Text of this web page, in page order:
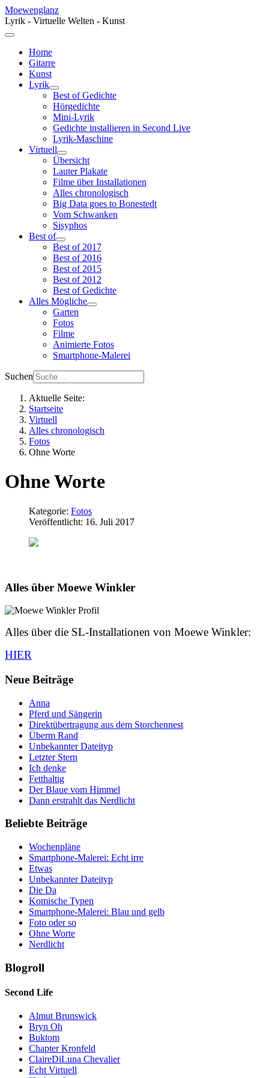
Moewenglanz
Lyrik - Virtuelle Welten - Kunst
Home
Gitarre
Kunst
Lyrik
Best of Gedichte
Hörgedichte
Mini-Lyrik
Gedichte installieren in Second Live
Lyrik-Maschine
Virtuell
Übersicht
Lauter Plakate
Filme über Installationen
Alles chronologisch
Big Data goes to Bonestedt
Vom Schwanken
Sisyphos
Best of
Best of 2017
Best of 2016
Best of 2015
Best of 2012
Best of Gedichte
Alles Mögliche
Garten
Fotos
Filme
Animierte Fotos
Smartphone-Malerei
Suchen
Aktuelle Seite:
Startseite
Virtuell
Alles chronologisch
Fotos
Ohne Worte
Ohne Worte
Kategorie: Fotos
Veröffentlicht: 16. Juli 2017
Alles über Moewe Winkler
Alles über die SL-Installationen von Moewe Winkler:
HIER
Neue Beiträge
Anna
Pferd und Sängerin
Direktübertragung aus dem Storchennest
Überm Rand
Unbekannter Dateityp
Letzter Stern
Ich denke
Fetthaltig
Der Blaue vom Himmel
Dann erstrahlt das Nerdlicht
Beliebte Beiträge
Wochenpläne
Smartphone-Malerei: Echt irre
Etwas
Unbekannter Dateityp
Die Da
Komische Typen
Smartphone-Malerei: Blau und gelb
Foto oder so
Ohne Worte
Nerdlicht
Blogroll
Second Life
Almut Brunswick
Bryn Oh
Buktom
Chapter Kronfeld
ClaireDiLuna Chevalier
Echt Virtuell